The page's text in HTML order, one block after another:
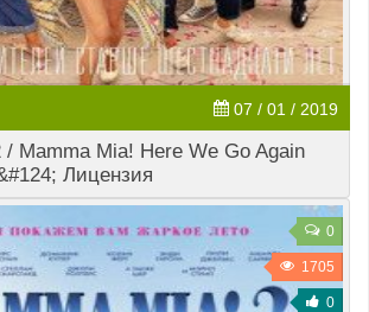
07 / 01 / 2019
/ Mamma Mia! Here We Go Again
Лицензия
0
1705
0